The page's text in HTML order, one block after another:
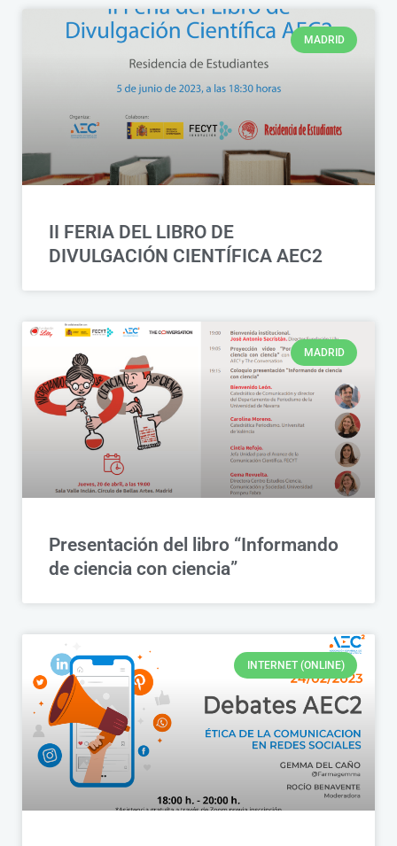
MADRID
II FERIA DEL LIBRO DE
DIVULGACIÓN CIENTÍFICA AEC2
MADRID
Presentación del libro “Informando
de ciencia con ciencia”
INTERNET (ONLINE)